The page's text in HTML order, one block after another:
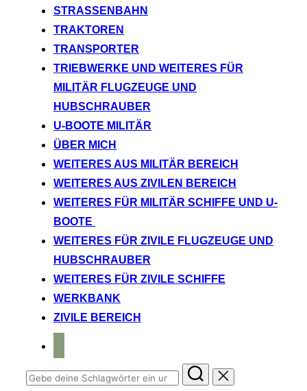
STRASSENBAHN
TRAKTOREN
TRANSPORTER
TRIEBWERKE UND WEITERES FÜR
MILITÄR FLUGZEUGE UND
HUBSCHRAUBER
U-BOOTE MILITÄR
ÜBER MICH
WEITERES AUS MILITÄR BEREICH
WEITERES AUS ZIVILEN BEREICH
WEITERES FÜR MILITÄR SCHIFFE UND U-
BOOTE
WEITERES FÜR ZIVILE FLUGZEUGE UND
HUBSCHRAUBER
WEITERES FÜR ZIVILE SCHIFFE
WERKBANK
ZIVILE BEREICH
Suchen
nach: